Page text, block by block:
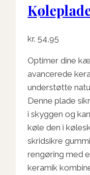
kr. 54,95
Optimer dine
avancerede
understøtte
Denne plade
i skyggen og
køle den i
skridsikre
rengøring med
keramik